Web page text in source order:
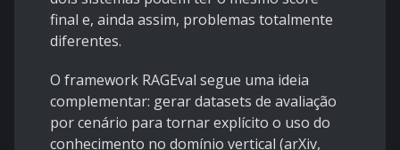
final e, ainda assim, problemas totalmente
diferentes.
O framework RAGEval segue uma ideia
complementar: gerar datasets de avaliação
por cenário para tornar explícito o uso do
conhecimento no domínio vertical (arXiv,